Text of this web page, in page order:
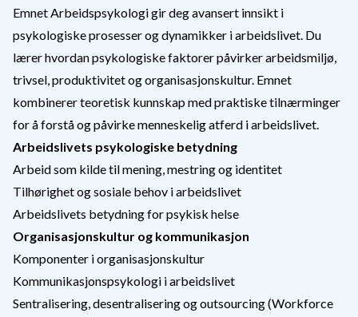
Emnet Arbeidspsykologi gir deg avansert innsikt i
psykologiske prosesser og dynamikker i arbeidslivet. Du
lærer hvordan psykologiske faktorer påvirker arbeidsmiljø,
trivsel, produktivitet og organisasjonskultur. Emnet
kombinerer teoretisk kunnskap med praktiske tilnærminger
for å forstå og påvirke menneskelig atferd i arbeidslivet.
Arbeidslivets psykologiske betydning
Arbeid som kilde til mening, mestring og identitet
Tilhørighet og sosiale behov i arbeidslivet
Arbeidslivets betydning for psykisk helse
Organisasjonskultur og kommunikasjon
Komponenter i organisasjonskultur
Kommunikasjonspsykologi i arbeidslivet
Sentralisering, desentralisering og outsourcing (Workforce